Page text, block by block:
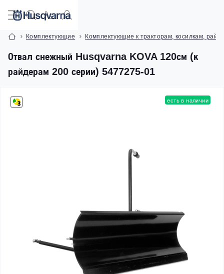
Комплектующие Комплектующие к тракторам, косилкам,
Отвал снежный Husqvarna KOVA 120см (к
райдерам 200 серии) 5477275-01
есть в наличии